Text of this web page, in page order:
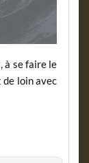
à se faire le
de loin avec